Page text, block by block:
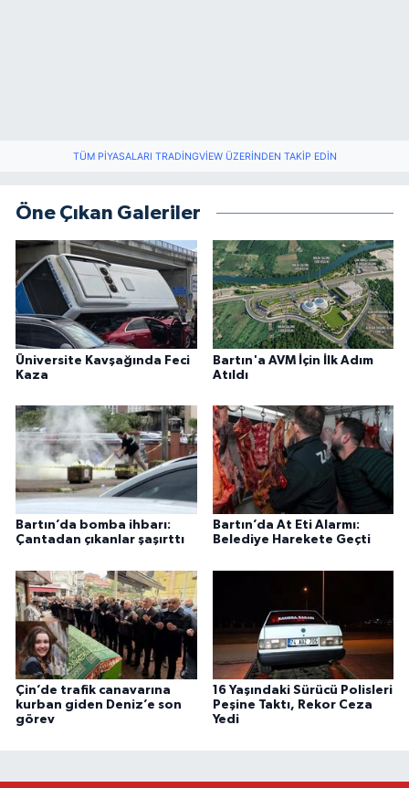
TÜM PIYASALARI TRADINGVIEW ÜZERINDEN TAKIP EDIN
Öne Çıkan Galeriler
Üniversite Kavşağında Feci
Kaza
Bartın'a AVM İçin İlk Adım
Atıldı
Bartın’da bomba ihbarı:
Çantadan çıkanlar şaşırttı
Bartın’da At Eti Alarmı:
Belediye Harekete Geçti
Çin’de trafik canavarına
kurban giden Deniz’e son
görev
16 Yaşındaki Sürücü Polisleri
Peşine Taktı, Rekor Ceza
Yedi